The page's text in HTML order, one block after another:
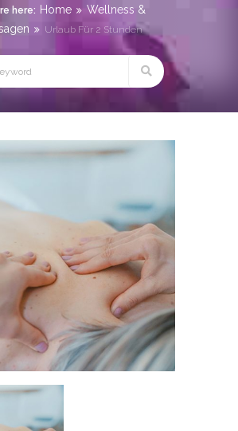
here: Home
Wellness &
Urlaub Für 2 Stunden